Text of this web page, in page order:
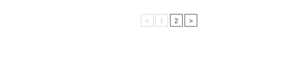
< 1 2 >